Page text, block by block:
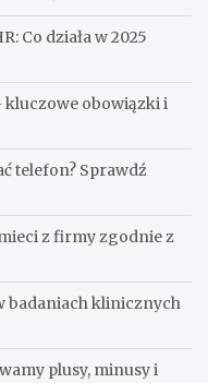
Co działa w 2025
kluczowe obowiązki i
telefon? Sprawdź
z firmy zgodnie z
badaniach klinicznych
plusy, minusy i